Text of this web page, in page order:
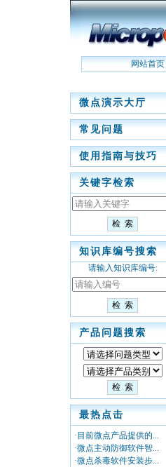
网站首页|
微点演示大厅
常见问题
使用指南与技巧
关键字检索
知识库编号搜索
请输入知识库编号:
产品问题搜索
最热点击
·目前微点产品提供的...
·微点主动防御软件智...
·微点杀毒软件安装步...